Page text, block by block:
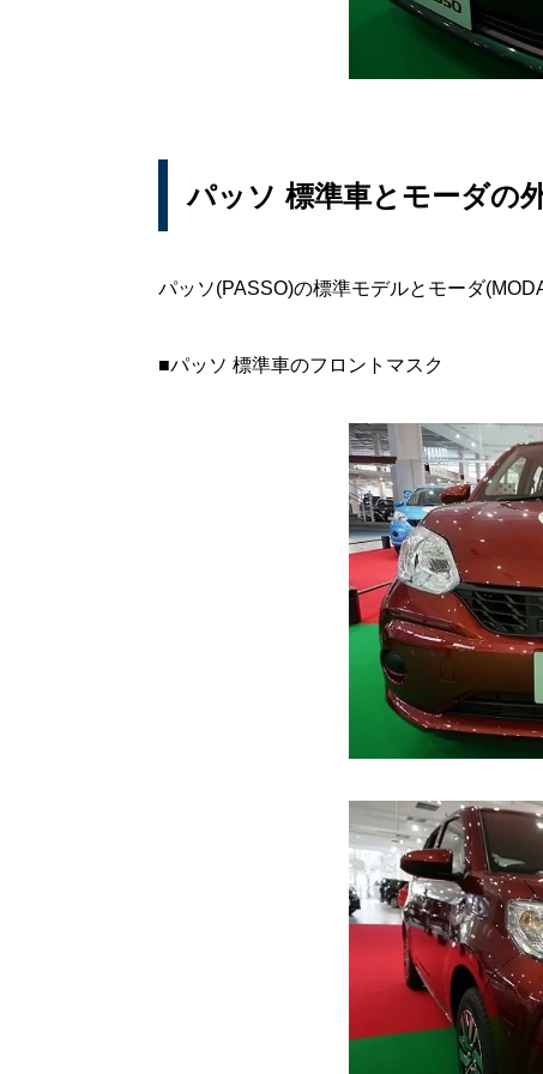
パッソ 標準車とモーダの
パッソ(PASSO)の標準モデルとモーダ
■パッソ 標準車のフロントマスク